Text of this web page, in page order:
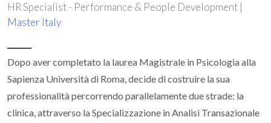
HR Specialist - Performance & People Development |
Master Italy
Dopo aver completato la laurea Magistrale in Psicologia alla
Sapienza Università di Roma, decide di costruire la sua
professionalità percorrendo parallelamente due strade: la
clinica, attraverso la Specializzazione in Analisi Transazionale